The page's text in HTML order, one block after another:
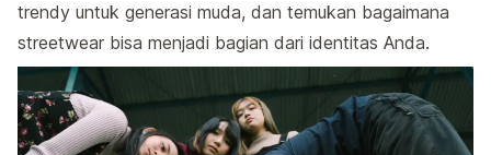
trendy untuk generasi muda, dan temukan bagaimana
streetwear bisa menjadi bagian dari identitas Anda.